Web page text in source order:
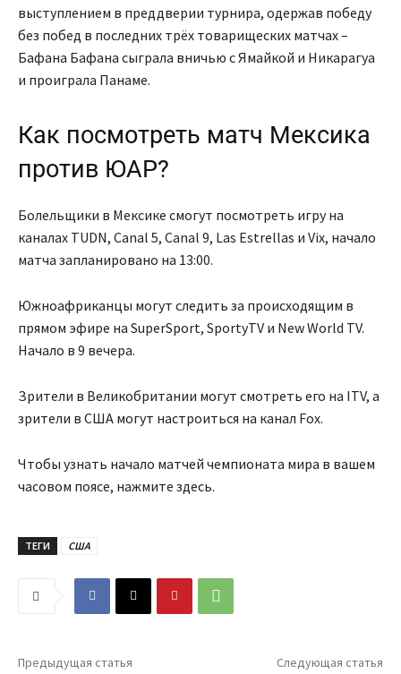
выступлением в преддверии турнира, одержав победу
без побед в последних трёх товарищеских матчах –
Бафана Бафана сыграла вничью с Ямайкой и Никарагуа
и проиграла Панаме.
Как посмотреть матч Мексика
против ЮАР?
Болельщики в Мексике смогут посмотреть игру на
каналах TUDN, Canal 5, Canal 9, Las Estrellas и Vix, начало
матча запланировано на 13:00.
Южноафриканцы могут следить за происходящим в
прямом эфире на SuperSport, SportyTV и New World TV.
Начало в 9 вечера.
Зрители в Великобритании могут смотреть его на ITV, а
зрители в США могут настроиться на канал Fox.
Чтобы узнать начало матчей чемпионата мира в вашем
часовом поясе, нажмите здесь.
ТЕГИ США
Предыдущая статья Следующая статья